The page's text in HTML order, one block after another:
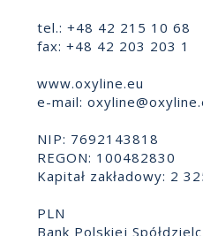
tel.: +48 42 215 10 68
fax: +48 42 203 203 1
www.oxyline.eu
e-mail:
NIP: 7692143818
REGON: 100482830
Kapitał zakładowy: 2
PLN
Bank Polskiej